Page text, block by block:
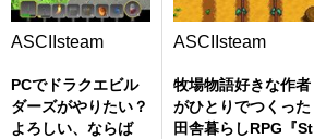
ASCIIsteam
PCでドラクエビル
ダーズがやりたい？
よろしい、ならば
ASCIIsteam
牧場物語好きな作者
がひとりでつくった
田舎暮らしRPG『St